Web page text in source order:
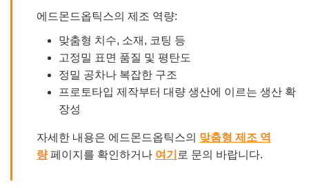
에드몬드옵틱스의 제조 역량:
맞춤형 치수, 소재, 코팅 등
고정밀 표면 품질 및 평탄도
정밀 공차나 복잡한 구조
프로토타입 제작부터 대량 생산에 이르는 생산 확
장성
자세한 내용은 에드몬드옵틱스의 맞춤형 제조 역
량페이지를 확인하거나 여기 로 문의 바랍니다.